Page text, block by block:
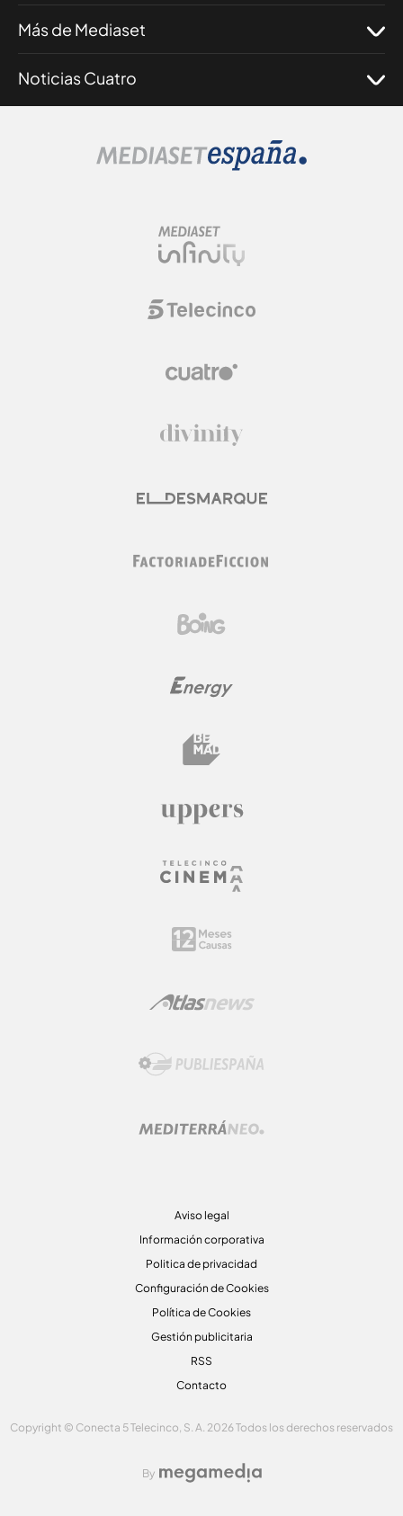
Más de Mediaset
Noticias Cuatro
Aviso legal
Información corporativa
Politica de privacidad
Configuración de Cookies
Política de Cookies
Gestión publicitaria
RSS
Contacto
Copyright © Conecta 5 Telecinco, S. A. 2026 Todos los derechos reservados
By